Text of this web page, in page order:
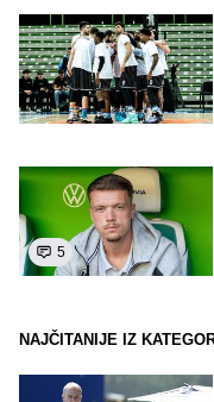
5
NAJČITANIJE IZ